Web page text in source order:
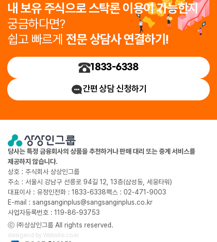
내 보유 주식으로 스탁론 이용이 가능한지
궁금하다면?
쉽고 빠르게전문 상담사 연결하기!
1833-6338
간편 상담 신청하기
당사는 특정 금융회사의 상품을 추천하거나 판매 대리 또는 중계 서비스를
제공하지 않습니다.
상호 : 주식회사 상상인그룹
주소 : 서울시 강남구 선릉로 94길 12, 13층(삼성동, 세웅타워)
대표이사 : 유정인전화 : 1833-6338팩스 : 02-471-9003
E-mail : sangsanginplus@sangsanginplus.co.kr
사업자등록번호 : 119-86-93753
ⓒ ㈜상상인그룹 All rights reserved.
desigend by Website.co.kr